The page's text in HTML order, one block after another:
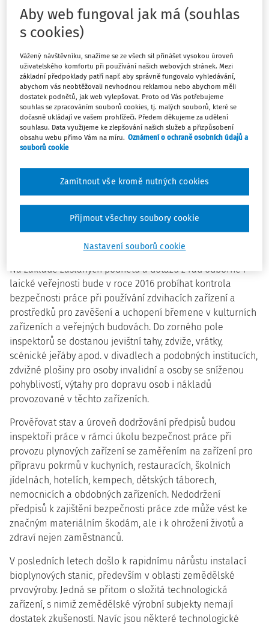
309/2006 Sb.
a zda koordinátoři BOZP pracují v souladu s
předpisy.
zařízení z hlediska jejich budoucího provozu zajišťují
orgány inspekce práce také svou činností spojenou s
posuzováním projektových dokumentací staveb a účastí
na kolaudačních řízeních. Ve svých vyjádřeních upozorňují
předkladatele na nedostatky v naplňování právních
předpisů k zajištění bezpečnosti práce, čímž opět usilují
předcházet možným pracovním úrazům. V roce 2016 tak
staveb. Inspektoři soustředí pozornost jednak na
obsahovou stránku předkládaných projektových
dokumentací, jednak na podchycení nedostatků
ovlivňujících bezpečnost při práci a užívání staveb při
účasti na kolaudačních řízeních.
Na základě zaslaných podnětů a dotazů z řad odborné i
laické veřejnosti bude v roce 2016 probíhat kontrola
bezpečnosti práce při používání zdvihacích zařízení a
prostředků pro zavěšení a uchopení břemene v kulturních
zařízeních a veřejných budovách. Do zorného pole
inspektorů se dostanou jevištní tahy, zdviže, vrátky,
scénické jeřáby apod. v divadlech a podobných institucích,
zdvižné plošiny pro osoby invalidní a osoby se sníženou
pohyblivostí, výtahy pro dopravu osob i nákladů
provozované v těchto zařízeních.
Prověřovat stav a úroveň dodržování předpisů budou
inspektoři práce v rámci úkolu bezpečnost práce při
provozu plynových zařízení se zaměřením na zařízení pro
přípravu pokrmů v kuchyních, restauracích, školních
jídelnách, hotelích, kempech, dětských táborech,
nemocnicích a obdobných zařízeních. Nedodržení
předpisů k zajištění bezpečnosti práce zde může vést ke
značným materiálním škodám, ale i k ohrožení životů a
zdraví nejen zaměstnanců.
V posledních letech došlo k rapidnímu nárůstu instalací
bioplynových stanic, především v oblasti zemědělské
prvovýroby. Jedná se přitom o složitá technologická
zařízení, s nimiž zemědělské výrobní subjekty nemají
dostatek zkušeností. Navíc jsou některé technologické
Aby web fungoval jak má (souhlas
s cookies)
Vážený návštěvníku, snažíme se ze všech sil přinášet vysokou úroveň
uživatelského komfortu při používání našich webových stránek. Mezi
základní předpoklady patří např. aby správně fungovalo vyhledávání,
abychom vás neobtěžovali nevhodnou reklamou nebo abychom měli
dostatek podnětů, jak web vylepšovat. Proto od Vás potřebujeme
souhlas se zpracováním souborů cookies, tj. malých souborů, které se
dočasně ukládají ve vašem prohlížeči. Předem děkujeme za udělení
souhlasu. Data využijeme ke zlepšování našich služeb a přizpůsobení
obsahu webu přímo Vám na míru. Oznámení o ochraně osobních údajů a
souborů cookie
Nastavení souborů cookie
Zamítnout vše kromě nutných cookies
Přijmout všechny soubory cookie